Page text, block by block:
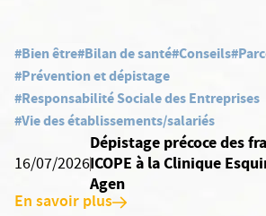
#Bien être#Bilan de santé#Conseils
#Prévention et dépistage
#Responsabilité Sociale des Entreprises
#Vie des établissements/salariés
16/07/2026
Dépistage précoce des
ICOPE à la Clinique
Agen
En savoir plus